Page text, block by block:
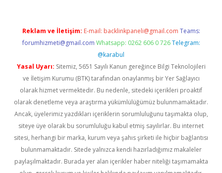
Reklam ve İletişim: E-mail: backlinkpaneli@gmail.com Teams:
forumhizmeti@gmail.com Whatsapp: 0262 606 0 726 Telegram:
@karabul
Yasal Uyarı: Sitemiz, 5651 Sayılı Kanun gereğince Bilgi Teknolojileri
ve İletişim Kurumu (BTK) tarafından onaylanmış bir Yer Sağlayıcı
olarak hizmet vermektedir. Bu nedenle, sitedeki içerikleri proaktif
olarak denetleme veya araştırma yükümlülüğümüz bulunmamaktadır.
Ancak, üyelerimiz yazdıkları içeriklerin sorumluluğunu taşımakta olup,
siteye üye olarak bu sorumluluğu kabul etmiş sayılırlar. Bu internet
sitesi, herhangi bir marka, kurum veya şahıs şirketi ile hiçbir bağlantısı
bulunmamaktadır. Sitede yalnızca kendi hazırladığımız makaleler
paylaşılmaktadır. Burada yer alan içerikler haber niteliği taşımamakta